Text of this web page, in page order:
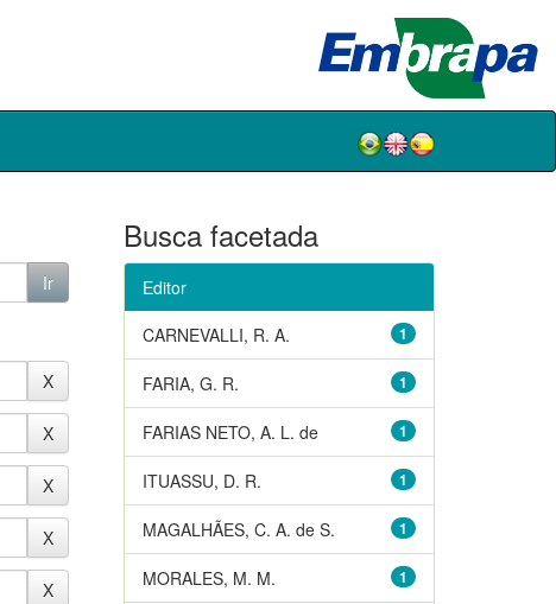
Busca facetada
Editor
1
CARNEVALLI, R. A.
1
FARIA, G. R.
1
FARIAS NETO, A. L. de
1
ITUASSU, D. R.
1
MAGALHÃES, C. A. de S.
1
MORALES, M. M.